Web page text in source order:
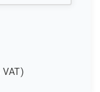
VAT)